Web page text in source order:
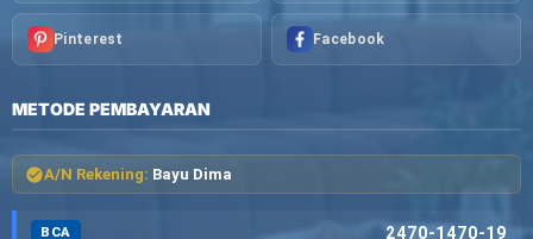
Pinterest Facebook
METODE PEMBAYARAN
A/N Rekening: Bayu Dima
BCA 2470-1470-19